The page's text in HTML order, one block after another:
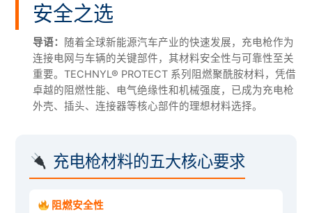
安全之选
导语： 随着全球新能源汽车产业的快速发展，充电枪作为
连接电网与车辆的关键部件，其材料安全性与可靠性至关
重要。TECHNYL® PROTECT 系列阻燃聚酰胺材料，凭借
卓越的阻燃性能、电气绝缘性和机械强度，已成为充电枪
外壳、插头、连接器等核心部件的理想材料选择。
充电枪材料的五大核心要求
阻燃安全性